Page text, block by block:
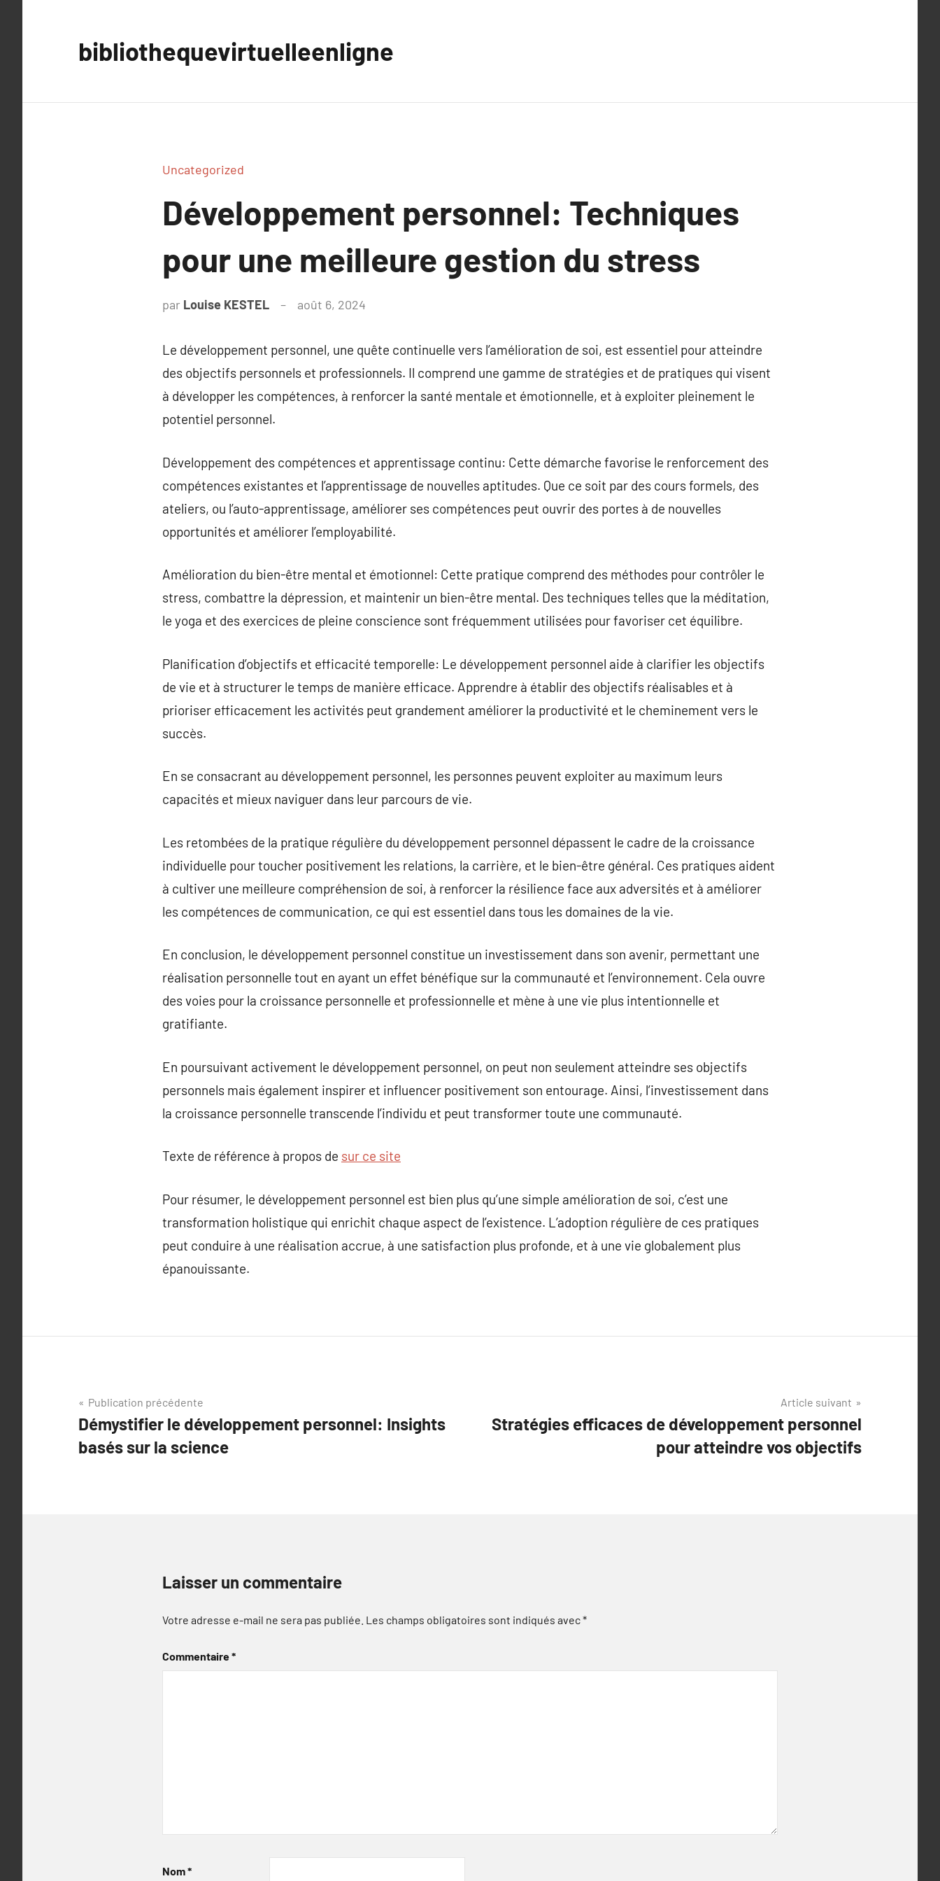
bibliothequevirtuelleenligne
Uncategorized
Développement personnel: Techniques
pour une meilleure gestion du stress
par Louise KESTEL août 6, 2024
Le développement personnel, une quête continuelle vers l’amélioration de soi, est essentiel pour atteindre
des objectifs personnels et professionnels. Il comprend une gamme de stratégies et de pratiques qui visent
à développer les compétences, à renforcer la santé mentale et émotionnelle, et à exploiter pleinement le
potentiel personnel.
Développement des compétences et apprentissage continu: Cette démarche favorise le renforcement des
compétences existantes et l’apprentissage de nouvelles aptitudes. Que ce soit par des cours formels, des
ateliers, ou l’auto-apprentissage, améliorer ses compétences peut ouvrir des portes à de nouvelles
opportunités et améliorer l’employabilité.
Amélioration du bien-être mental et émotionnel: Cette pratique comprend des méthodes pour contrôler le
stress, combattre la dépression, et maintenir un bien-être mental. Des techniques telles que la méditation,
le yoga et des exercices de pleine conscience sont fréquemment utilisées pour favoriser cet équilibre.
Planification d’objectifs et efficacité temporelle: Le développement personnel aide à clarifier les objectifs
de vie et à structurer le temps de manière efficace. Apprendre à établir des objectifs réalisables et à
prioriser efficacement les activités peut grandement améliorer la productivité et le cheminement vers le
succès.
En se consacrant au développement personnel, les personnes peuvent exploiter au maximum leurs
capacités et mieux naviguer dans leur parcours de vie.
Les retombées de la pratique régulière du développement personnel dépassent le cadre de la croissance
individuelle pour toucher positivement les relations, la carrière, et le bien-être général. Ces pratiques aident
à cultiver une meilleure compréhension de soi, à renforcer la résilience face aux adversités et à améliorer
les compétences de communication, ce qui est essentiel dans tous les domaines de la vie.
En conclusion, le développement personnel constitue un investissement dans son avenir, permettant une
réalisation personnelle tout en ayant un effet bénéfique sur la communauté et l’environnement. Cela ouvre
des voies pour la croissance personnelle et professionnelle et mène à une vie plus intentionnelle et
gratifiante.
En poursuivant activement le développement personnel, on peut non seulement atteindre ses objectifs
personnels mais également inspirer et influencer positivement son entourage. Ainsi, l’investissement dans
la croissance personnelle transcende l’individu et peut transformer toute une communauté.
Texte de référence à propos de sur ce site
Pour résumer, le développement personnel est bien plus qu’une simple amélioration de soi, c’est une
transformation holistique qui enrichit chaque aspect de l’existence. L’adoption régulière de ces pratiques
peut conduire à une réalisation accrue, à une satisfaction plus profonde, et à une vie globalement plus
épanouissante.
Navigation
de
l’article
Publication précédente
Démystifier le développement personnel: Insights
basés sur la science
Article suivant
Stratégies efficaces de développement personnel
pour atteindre vos objectifs
Laisser un commentaire
Votre adresse e-mail ne sera pas publiée. Les champs obligatoires sont indiqués avec*
Commentaire*
Nom*